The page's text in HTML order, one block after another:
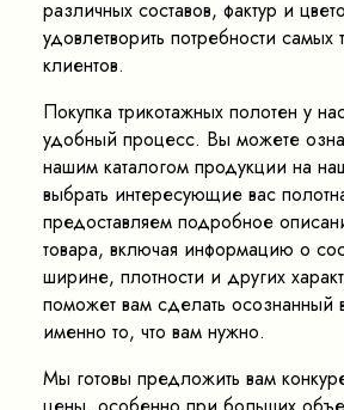
различных составов, фактур и
удовлетворить потребности самых
клиентов.
Покупка трикотажных полотен у
удобный процесс. Вы можете
нашим каталогом продукции на
выбрать интересующие вас
предоставляем подробное
товара, включая информацию о
ширине, плотности и других
поможет вам сделать осознанный
именно то, что вам нужно.
Мы готовы предложить вам